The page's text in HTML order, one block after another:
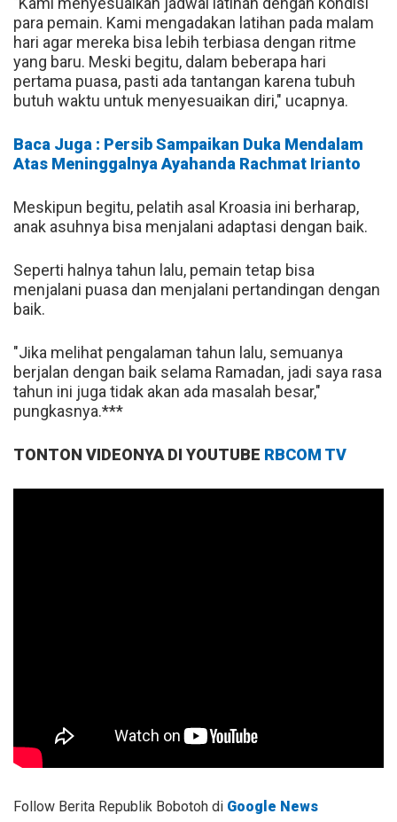
para pemain. Kami mengadakan latihan pada malam
hari agar mereka bisa lebih terbiasa dengan ritme
yang baru. Meski begitu, dalam beberapa hari
pertama puasa, pasti ada tantangan karena tubuh
butuh waktu untuk menyesuaikan diri," ucapnya.
Baca Juga : Persib Sampaikan Duka Mendalam
Atas Meninggalnya Ayahanda Rachmat Irianto
Meskipun begitu, pelatih asal Kroasia ini berharap,
anak asuhnya bisa menjalani adaptasi dengan baik.
Seperti halnya tahun lalu, pemain tetap bisa
menjalani puasa dan menjalani pertandingan dengan
baik.
"Jika melihat pengalaman tahun lalu, semuanya
berjalan dengan baik selama Ramadan, jadi saya rasa
tahun ini juga tidak akan ada masalah besar,"
pungkasnya.***
TONTON VIDEONYA DI YOUTUBE RBCOM TV
Follow Berita Republik Bobotoh di Google News